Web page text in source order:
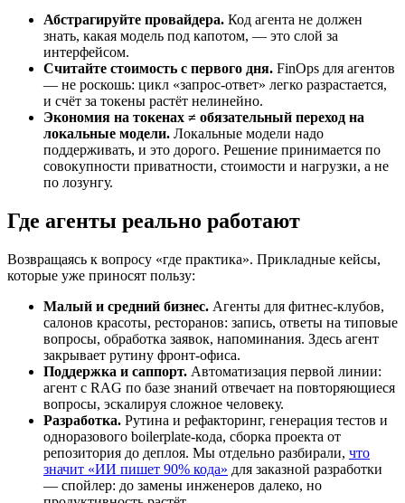
Абстрагируйте провайдера. Код агента не должен
знать, какая модель под капотом, — это слой за
интерфейсом.
Считайте стоимость с первого дня. FinOps для агентов
— не роскошь: цикл «запрос-ответ» легко разрастается,
и счёт за токены растёт нелинейно.
Экономия на токенах ≠ обязательный переход на
локальные модели. Локальные модели надо
поддерживать, и это дорого. Решение принимается по
совокупности приватности, стоимости и нагрузки, а не
по лозунгу.
Где агенты реально работают
Возвращаясь к вопросу «где практика». Прикладные кейсы,
которые уже приносят пользу:
Малый и средний бизнес. Агенты для фитнес-клубов,
салонов красоты, ресторанов: запись, ответы на типовые
вопросы, обработка заявок, напоминания. Здесь агент
закрывает рутину фронт-офиса.
Поддержка и саппорт. Автоматизация первой линии:
агент с RAG по базе знаний отвечает на повторяющиеся
вопросы, эскалируя сложное человеку.
Разработка. Рутина и рефакторинг, генерация тестов и
одноразового boilerplate-кода, сборка проекта от
репозитория до деплоя. Мы отдельно разбирали, что
значит «ИИ пишет 90% кода» для заказной разработки
— спойлер: до замены инженеров далеко, но